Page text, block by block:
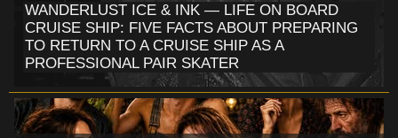
WANDERLUST ICE & INK — LIFE ON BOARD
CRUISE SHIP: FIVE FACTS ABOUT PREPARING
TO RETURN TO A CRUISE SHIP AS A
PROFESSIONAL PAIR SKATER